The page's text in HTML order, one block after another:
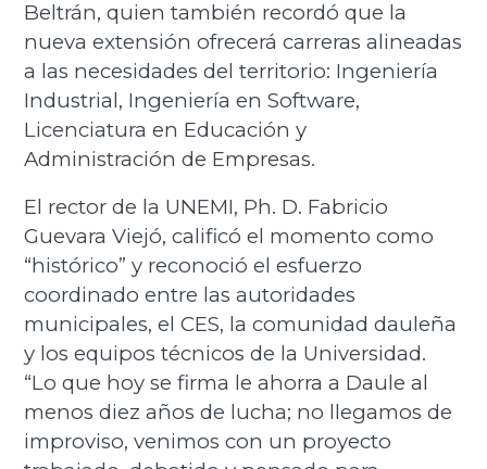
Beltrán, quien también recordó que la
nueva extensión ofrecerá carreras alineadas
a las necesidades del territorio: Ingeniería
Industrial, Ingeniería en Software,
Licenciatura en Educación y
Administración de Empresas.
El rector de la UNEMI, Ph. D. Fabricio
Guevara Viejó, calificó el momento como
“histórico” y reconoció el esfuerzo
coordinado entre las autoridades
municipales, el CES, la comunidad dauleña
y los equipos técnicos de la Universidad.
“Lo que hoy se firma le ahorra a Daule al
menos diez años de lucha; no llegamos de
improviso, venimos con un proyecto